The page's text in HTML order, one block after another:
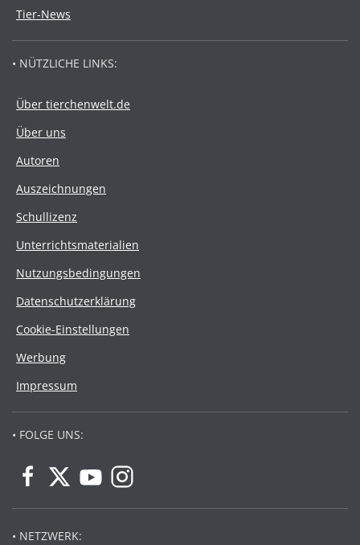
Tier-News
• NÜTZLICHE LINKS:
Über tierchenwelt.de
Über uns
Autoren
Auszeichnungen
Schullizenz
Unterrichtsmaterialien
Nutzungsbedingungen
Datenschutzerklärung
Cookie-Einstellungen
Werbung
Impressum
• FOLGE UNS:
• NETZWERK: